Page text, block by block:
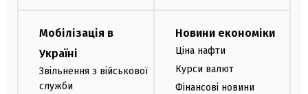
Мобілізація в
Україні
Звільнення з військової
служби
Новини економіки
Ціна нафти
Курси валют
Фінансові новини